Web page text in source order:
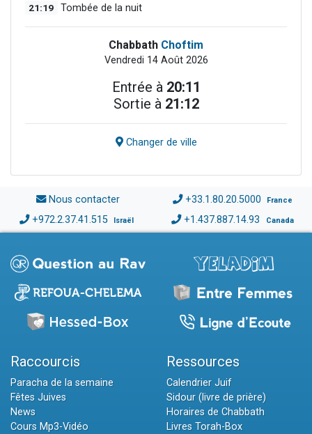
21:19 Tombée de la nuit
Chabbath Choftim
Vendredi 14 Août 2026
Entrée à 20:11
Sortie à 21:12
Changer de ville
Nous contacter +33.1.80.20.5000 France
+972.2.37.41.515 Israël +1.437.887.14.93 Canada
Raccourcis
Paracha de la semaine
Fêtes Juives
News
Cours Mp3-Vidéo
Ressources
Calendrier Juif
Sidour (livre de prière)
Horaires de Chabbath
Livres Torah-Box